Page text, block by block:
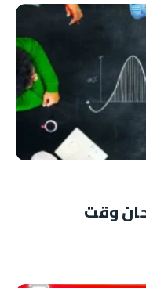
وقت